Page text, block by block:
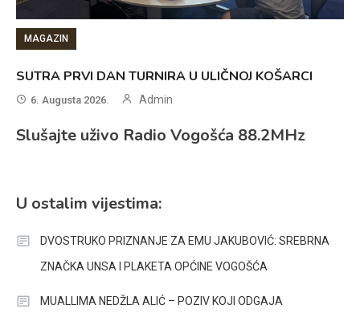
MAGAZIN
SUTRA PRVI DAN TURNIRA U ULIČNOJ KOŠARCI
6. Augusta 2026. Admin
Slušajte uživo Radio Vogošća 88.2MHz
U ostalim vijestima:
DVOSTRUKO PRIZNANJE ZA EMU JAKUBOVIĆ: SREBRNA
ZNAČKA UNSA I PLAKETA OPĆINE VOGOŠĆA
MUALLIMA NEDŽLA ALIĆ – POZIV KOJI ODGAJA